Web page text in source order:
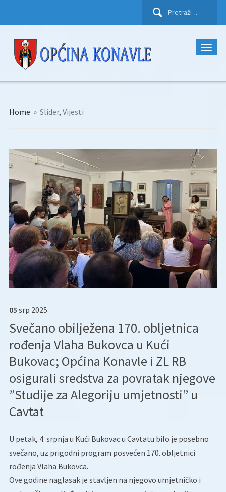
Pretraži:
Home » Slider, Vijesti
05 srp 2025
Svečano obilježena 170. obljetnica
rođenja Vlaha Bukovca u Kući
Bukovac; Općina Konavle i ZL RB
osigurali sredstva za povratak njegove
”Studije za Alegoriju umjetnosti” u
Cavtat
U petak, 4. srpnja u Kući Bukovac u Cavtatu bilo je posebno
svečano, uz prigodni program posvećen 170. obljetnici
rođenja Vlaha Bukovca.
Ove godine naglasak je stavljen na njegovo umjetničko i